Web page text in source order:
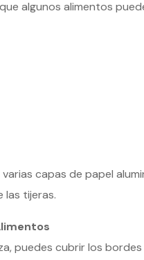
algunos alimentos
capas de papel
las tijeras.
puedes cubrir los